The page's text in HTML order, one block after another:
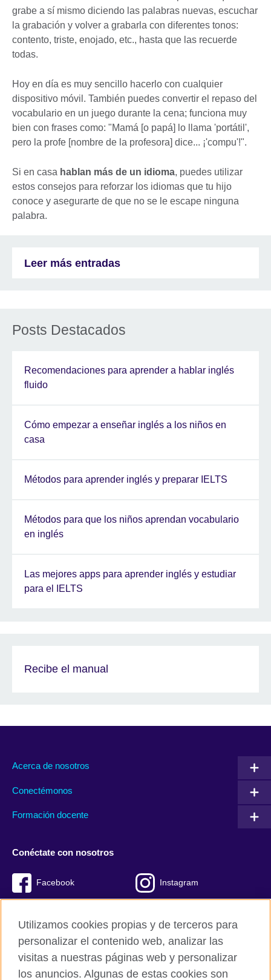
grabe a sí mismo diciendo las palabras nuevas, escuchar
la grabación y volver a grabarla con diferentes tonos:
contento, triste, enojado, etc., hasta que las recuerde
todas.
Hoy en día es muy sencillo hacerlo con cualquier
dispositivo móvil. También puedes convertir el repaso del
vocabulario en un juego durante la cena; funciona muy
bien con frases como: "Mamá [o papá] lo llama 'portátil',
pero la profe [nombre de la profesora] dice... ¡'compu'!".
Si en casa hablan más de un idioma, puedes utilizar
estos consejos para reforzar los idiomas que tu hijo
conoce y asegurarte de que no se le escape ninguna
palabra.
Leer más entradas
Posts Destacados
Recomendaciones para aprender a hablar inglés
fluido
Cómo empezar a enseñar inglés a los niños en
casa
Métodos para aprender inglés y preparar IELTS
Métodos para que los niños aprendan vocabulario
en inglés
Las mejores apps para aprender inglés y estudiar
para el IELTS
Recibe el manual
Acerca de nosotros
Conectémonos
Formación docente
Conéctate con nosotros
Facebook Instagram
Utilizamos cookies propias y de terceros para
personalizar el contenido web, analizar las
visitas a nuestras páginas web y personalizar
los anuncios. Algunas de estas cookies son